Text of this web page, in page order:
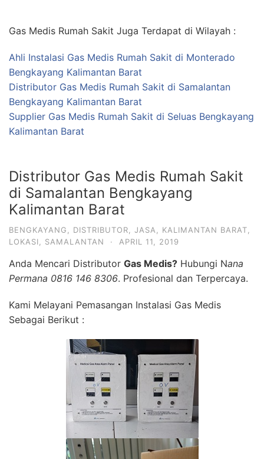
Gas Medis Rumah Sakit Juga Terdapat di Wilayah :
Ahli Instalasi Gas Medis Rumah Sakit di Monterado
Bengkayang Kalimantan Barat
Distributor Gas Medis Rumah Sakit di Samalantan
Bengkayang Kalimantan Barat
Supplier Gas Medis Rumah Sakit di Seluas Bengkayang
Kalimantan Barat
Distributor Gas Medis Rumah Sakit
di Samalantan Bengkayang
Kalimantan Barat
BENGKAYANG DISTRIBUTOR JASA KALIMANTAN BARAT
LOKASI
SAMALANTAN · APRIL 11, 2019
Anda Mencari Distributor Gas Medis? Hubungi Nana
Permana 0816 146 8306. Profesional dan Terpercaya.
Kami Melayani Pemasangan Instalasi Gas Medis
Sebagai Berikut :